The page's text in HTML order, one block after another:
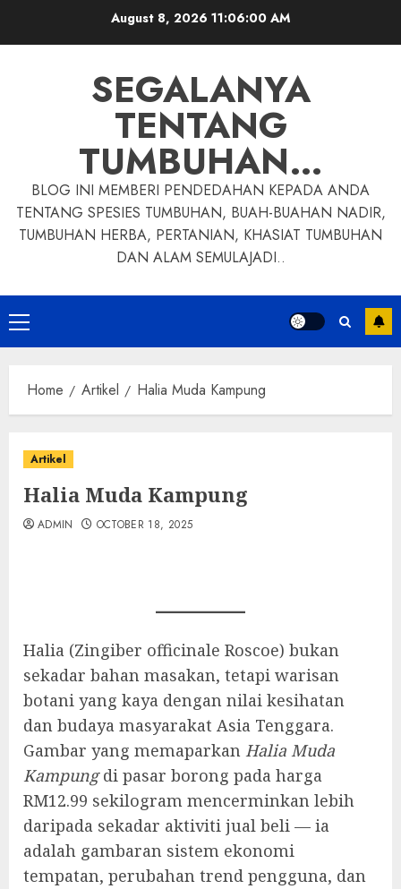
August 8, 202611:06:01 AM
SEGALANYA
TENTANG
TUMBUHAN…
BLOG INI MEMBERI PENDEDAHAN KEPADA ANDA
TENTANG SPESIES TUMBUHAN, BUAH-BUAHAN NADIR,
TUMBUHAN HERBA, PERTANIAN, KHASIAT TUMBUHAN
DAN ALAM SEMULAJADI..
Primary
Menu
Home Artikel Halia Muda Kampung
Artikel
Halia Muda Kampung
ADMIN OCTOBER 18, 2025
Halia (Zingiber officinale Roscoe) bukan
sekadar bahan masakan, tetapi warisan
botani yang kaya dengan nilai kesihatan
dan budaya masyarakat Asia Tenggara.
Gambar yang memaparkan Halia Muda
Kampungdi pasar borong pada harga
RM12.99 sekilogram mencerminkan lebih
daripada sekadar aktiviti jual beli — ia
adalah gambaran sistem ekonomi
tempatan, perubahan trend pengguna, dan